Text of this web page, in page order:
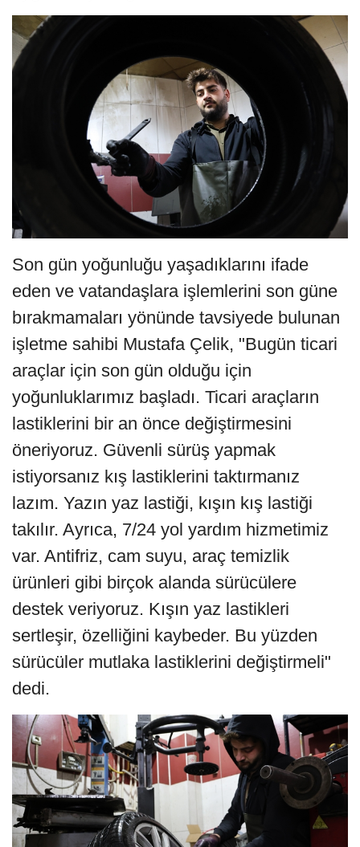
Son gün yoğunluğu yaşadıklarını ifade
eden ve vatandaşlara işlemlerini son güne
bırakmamaları yönünde tavsiyede bulunan
işletme sahibi Mustafa Çelik, "Bugün ticari
araçlar için son gün olduğu için
yoğunluklarımız başladı. Ticari araçların
lastiklerini bir an önce değiştirmesini
öneriyoruz. Güvenli sürüş yapmak
istiyorsanız kış lastiklerini taktırmanız
lazım. Yazın yaz lastiği, kışın kış lastiği
takılır. Ayrıca, 7/24 yol yardım hizmetimiz
var. Antifriz, cam suyu, araç temizlik
ürünleri gibi birçok alanda sürücülere
destek veriyoruz. Kışın yaz lastikleri
sertleşir, özelliğini kaybeder. Bu yüzden
sürücüler mutlaka lastiklerini değiştirmeli"
dedi.